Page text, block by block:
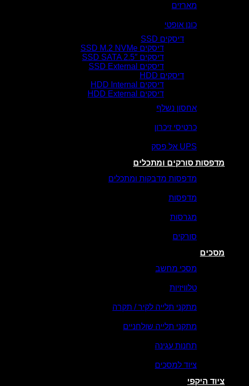
מארזים
כונן אופטי
דיסקים SSD
דיסקים SSD M.2 NVMe
דיסקים SSD SATA 2.5″
דיסקים SSD External
דיסקים HDD
דיסקים HDD Internal
דיסקים HDD External
אחסון נשלף
כרטיסי זיכרון
UPS אל פסק
מדפסות סורקים ומתכלים
מדפסות מדבקות ומתכלים
מדפסות
מגרסות
סורקים
מסכים
מסכי מחשב
טלוויזיות
מתקני תלייה לקיר / תקרה
מתקני תלייה שולחניים
תחנות עגינה
ציוד למסכים
ציוד היקפי